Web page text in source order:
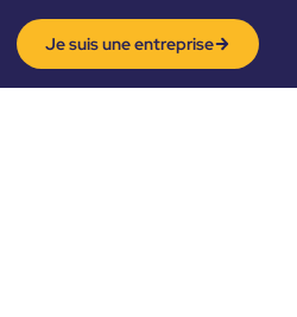
Je suis une entreprise